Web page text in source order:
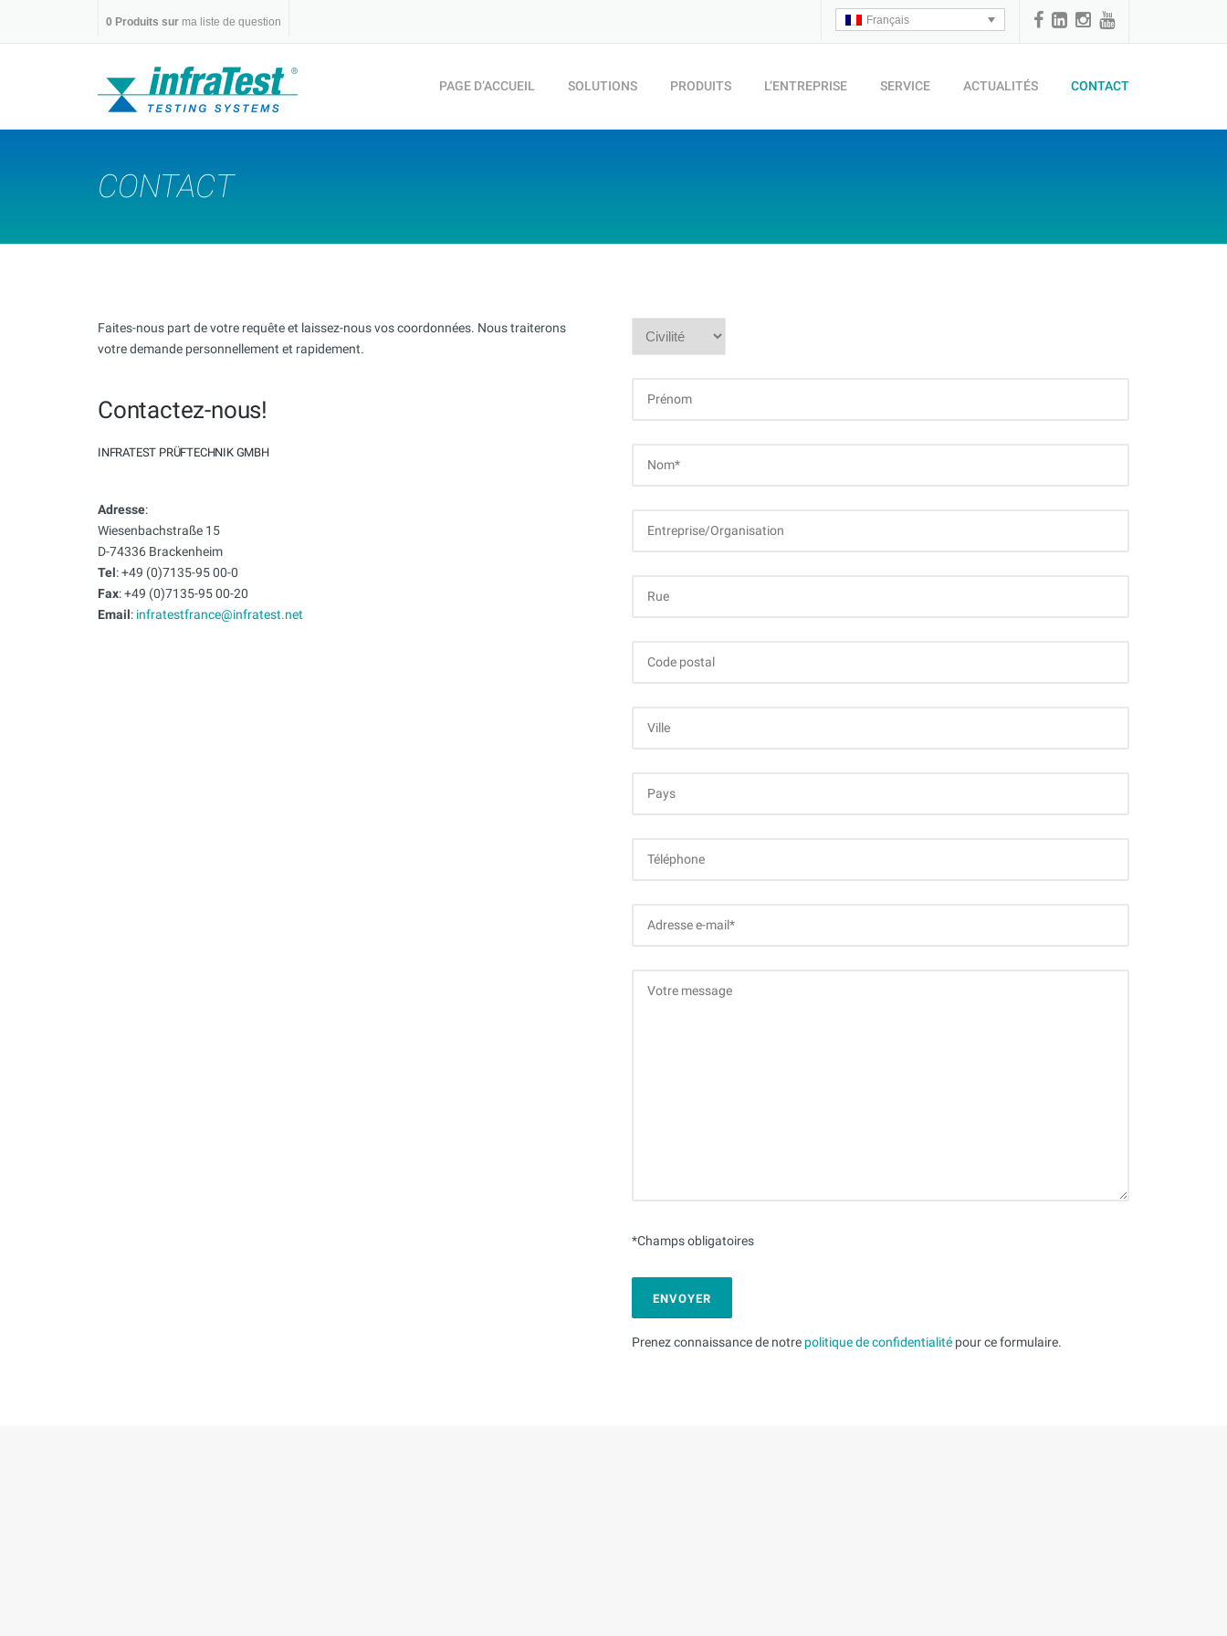
0 Produits sur ma liste de question Français
PAGE D’ACCUEIL SOLUTIONS PRODUITS L’ENTREPRISE SERVICE ACTUALITÉS CONTACT
CONTACT
Faites-nous part de votre requête et laissez-nous vos coordonnées. Nous traiterons
votre demande personnellement et rapidement.
Contactez-nous!
INFRATEST PRÜFTECHNIK GMBH
Adresse:
Wiesenbachstraße 15
D-74336 Brackenheim
Tel: +49 (0)7135-95 00-0
Fax: +49 (0)7135-95 00-20
Email: infratestfrance@infratest.net
*Champs obligatoires
Alternative:
Prenez connaissance de notre politique de confidentialité pour ce formulaire.